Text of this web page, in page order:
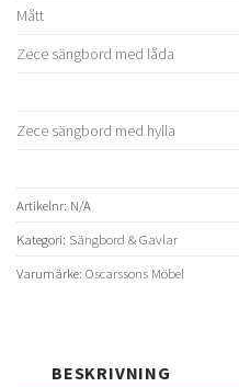
Mått
Zece sängbord med låda
Zece sängbord med hylla
Artikelnr: N/A
Kategori: Sängbord & Gavlar
Varumärke: Oscarssons Möbel
BESKRIVNING